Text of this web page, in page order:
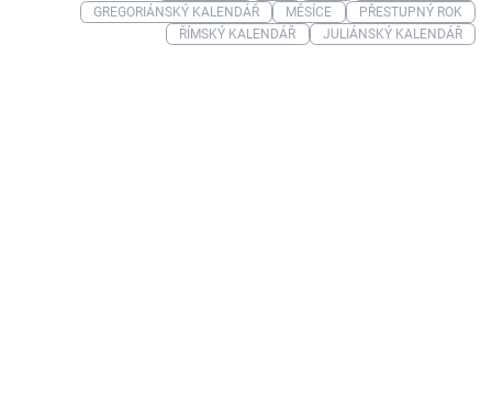
GREGORIÁNSKÝ KALENDÁŘ
MĚSÍCE
PŘESTUPNÝ ROK
ŘÍMSKÝ KALENDÁŘ
JULIÁNSKÝ KALENDÁŘ